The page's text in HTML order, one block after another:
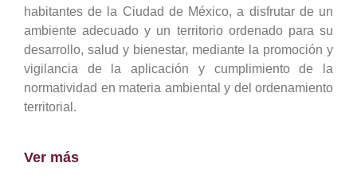
habitantes de la Ciudad de México, a disfrutar de un
ambiente adecuado y un territorio ordenado para su
desarrollo, salud y bienestar, mediante la promoción y
vigilancia de la aplicación y cumplimiento de la
normatividad en materia ambiental y del ordenamiento
territorial.
Ver más